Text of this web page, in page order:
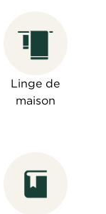
Linge de
maison